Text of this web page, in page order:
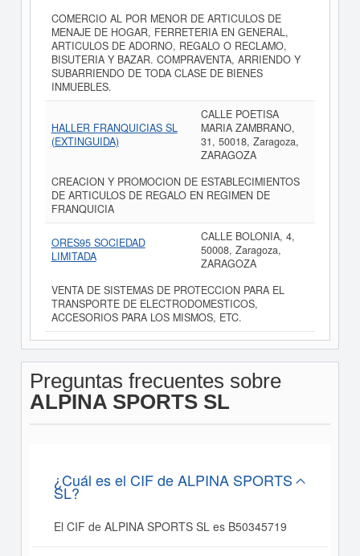
COMERCIO AL POR MENOR DE ARTICULOS DE
MENAJE DE HOGAR, FERRETERIA EN GENERAL,
ARTICULOS DE ADORNO, REGALO O RECLAMO,
BISUTERIA Y BAZAR. COMPRAVENTA, ARRIENDO Y
SUBARRIENDO DE TODA CLASE DE BIENES
INMUEBLES.
HALLER FRANQUICIAS SL
(EXTINGUIDA)
CALLE POETISA
MARIA ZAMBRANO,
31, 50018, Zaragoza,
ZARAGOZA
CREACION Y PROMOCION DE ESTABLECIMIENTOS
DE ARTICULOS DE REGALO EN REGIMEN DE
FRANQUICIA
ORES95 SOCIEDAD
LIMITADA
CALLE BOLONIA, 4,
50008, Zaragoza,
ZARAGOZA
VENTA DE SISTEMAS DE PROTECCION PARA EL
TRANSPORTE DE ELECTRODOMESTICOS,
ACCESORIOS PARA LOS MISMOS, ETC.
Preguntas frecuentes sobre
ALPINA SPORTS SL
¿Cuál es el CIF de ALPINA SPORTS
SL?
El CIF de ALPINA SPORTS SL es B50345719